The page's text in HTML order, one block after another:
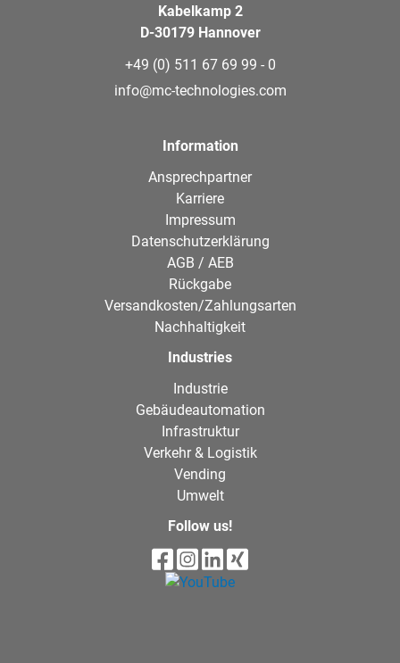
Kabelkamp 2
D-30179 Hannover
+49 (0) 511 67 69 99 - 0
info@mc-technologies.com
Information
Ansprechpartner
Karriere
Impressum
Datenschutzerklärung
AGB / AEB
Rückgabe
Versandkosten/Zahlungsarten
Nachhaltigkeit
Industries
Industrie
Gebäudeautomation
Infrastruktur
Verkehr & Logistik
Vending
Umwelt
Follow us!